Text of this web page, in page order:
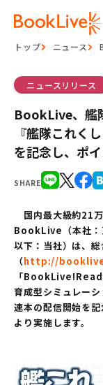
トップ ニュース
SHARE
ニュースリリース
BookLive、艦
『艦隊これく
を記念し、ポ
国内最大級約21
BookLive（本社：
以下：当社）は、
（http://
「
育成型シミュレー
連本の配信開始を
より実施します。